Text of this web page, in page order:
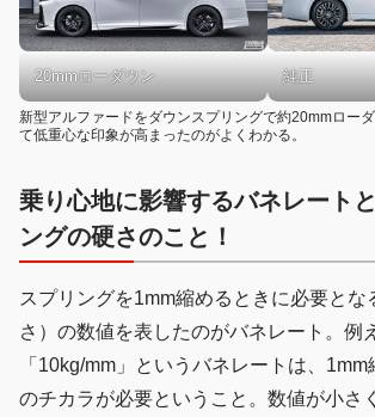
20mmローダウン 純正
新型アルファードをダウンスプリングで約20mmロー
て低重心な印象が高まったのがよくわかる。
乗り心地に影響するバネレート
ングの硬さのこと！
スプリングを1mm縮めるときに必要とな
さ）の数値を表したのがバネレート。例
「10kg/mm」というバネレートは、
のチカラが必要ということ。数値が小さ